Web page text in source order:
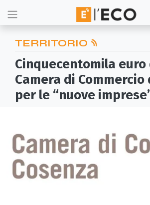
TERRITORIO
Cinquecentomila euro
Camera di Commercio
per le “nuove